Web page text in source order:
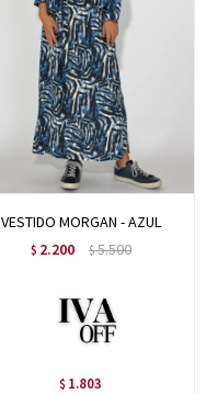
VESTIDO MORGAN - AZUL
$ 2.200 $5.500
$ 1.803